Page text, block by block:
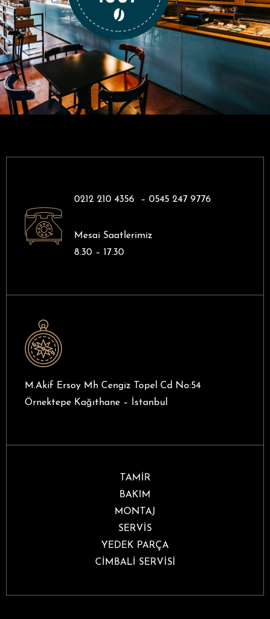
0212 210 4356 – 0545 247 9776
Mesai Saatlerimiz
8.30 – 17.30
M.Akif Ersoy Mh Cengiz Topel Cd No:54
Örnektepe Kağıthane – İstanbul
TAMİR
BAKIM
MONTAJ
SERVİS
YEDEK PARÇA
CİMBALİ SERVİSİ